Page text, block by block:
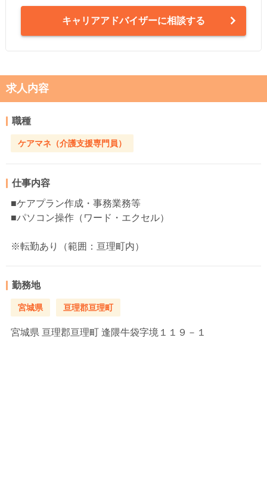
キャリアアドバイザーに相談する
求人内容
職種
ケアマネ（介護支援専門員）
仕事内容
■ケアプラン作成・事務業務等
■パソコン操作（ワード・エクセル）
※転勤あり（範囲：亘理町内）
勤務地
宮城県 亘理郡亘理町
宮城県 亘理郡亘理町 逢隈牛袋字境１１９－１